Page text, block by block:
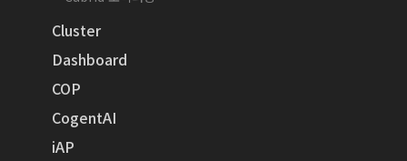
Cluster
Dashboard
COP
CogentAI
iAP